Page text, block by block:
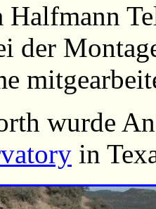
der
wurde
in